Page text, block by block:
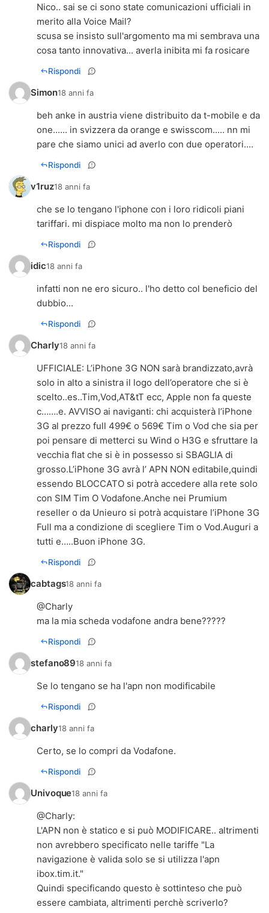
Nico.. sai se ci sono state comunicazioni ufficiali in
merito alla Voice Mail?
scusa se insisto sull'argomento ma mi sembrava una
cosa tanto innovativa... averla inibita mi fa rosicare
Rispondi
Simon18 anni fa
beh anke in austria viene distribuito da t-mobile e da
one...... in svizzera da orange e swisscom..... nn mi
pare che siamo unici ad averlo con due operatori....
Rispondi
v1ruz18 anni fa
che se lo tengano l'iphone con i loro ridicoli piani
tariffari. mi dispiace molto ma non lo prenderò
Rispondi
idic18 anni fa
infatti non ne ero sicuro.. l'ho detto col beneficio del
dubbio...
Rispondi
Charly18 anni fa
UFFICIALE: L’iPhone 3G NON sarà brandizzato,avrà
solo in alto a sinistra il logo dell’operatore che si è
scelto..es..Tim,Vod,AT&tT ecc, Apple non fa queste
c…….e. AVVISO ai naviganti: chi acquisterà l’iPhone
3G al prezzo full 499€ o 569€ Tim o Vod che sia per
poi pensare di metterci su Wind o H3G e sfruttare la
vecchia flat che si è in possesso si SBAGLIA di
grosso.L’iPhone 3G avrà l’ APN NON editabile,quindi
essendo BLOCCATO si potrà accedere alla rete solo
con SIM Tim O Vodafone.Anche nei Prumium
reseller o da Unieuro si potrà acquistare l’iPhone 3G
Full ma a condizione di scegliere Tim o Vod.Auguri a
tutti e…..Buon iPhone 3G.
Rispondi
cabtags18 anni fa
@Charly
ma la mia scheda vodafone andra bene?????
Rispondi
stefano8918 anni fa
Se lo tengano se ha l'apn non modificabile
Rispondi
charly18 anni fa
Certo, se lo compri da Vodafone.
Rispondi
Univoque18 anni fa
@Charly:
L'APN non è statico e si può MODIFICARE.. altrimenti
non avrebbero specificato nelle tariffe "La
navigazione è valida solo se si utilizza l'apn
ibox.tim.it."
Quindi specificando questo è sottinteso che può
essere cambiata, altrimenti perchè scriverlo?